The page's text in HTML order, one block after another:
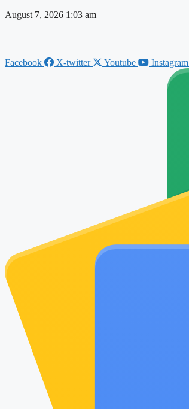
Skip
August 7, 2026 1:03 am
Facebook
X-twitter Youtube Instagram